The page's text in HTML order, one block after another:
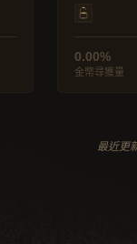
0.00%
金幣尋獲量
最近更